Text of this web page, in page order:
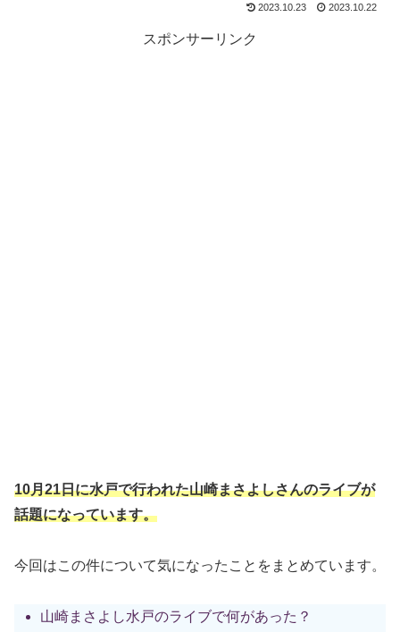
2023.10.23 2023.10.22
スポンサーリンク
10月21日に水戸で行われた山崎まさよしさんのライブが
話題になっています。
今回はこの件について気になったことをまとめています。
山崎まさよし水戸のライブで何があった？